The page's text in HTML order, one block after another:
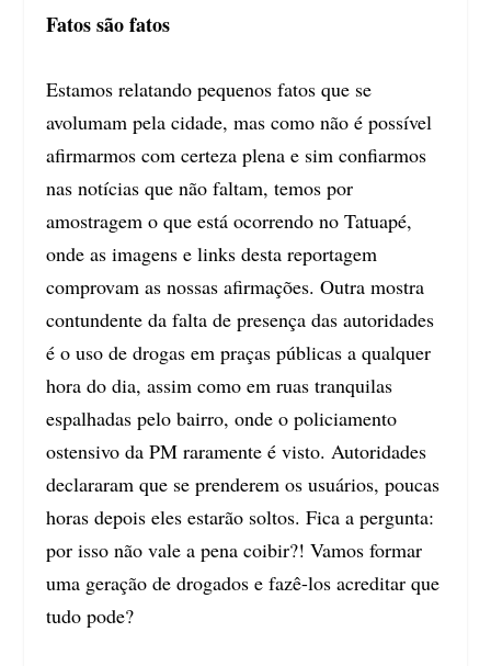
Fatos são fatos
Estamos relatando pequenos fatos que se
avolumam pela cidade, mas como não é possível
afirmarmos com certeza plena e sim confiarmos
nas notícias que não faltam, temos por
amostragem o que está ocorrendo no Tatuapé,
onde as imagens e links desta reportagem
comprovam as nossas afirmações. Outra mostra
contundente da falta de presença das autoridades
é o uso de drogas em praças públicas a qualquer
hora do dia, assim como em ruas tranquilas
espalhadas pelo bairro, onde o policiamento
ostensivo da PM raramente é visto. Autoridades
declararam que se prenderem os usuários, poucas
horas depois eles estarão soltos. Fica a pergunta:
por isso não vale a pena coibir?! Vamos formar
uma geração de drogados e fazê-los acreditar que
tudo pode?